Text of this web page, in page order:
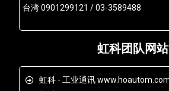
台湾 0901299121 / 03-3589488
虹科团队网站
虹科 - 工业通讯